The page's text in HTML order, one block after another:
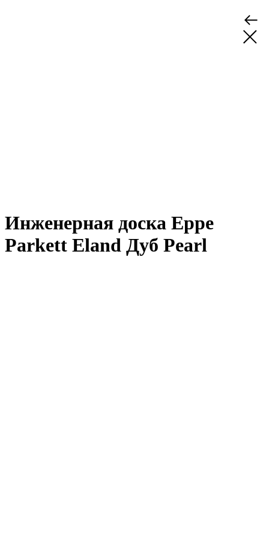
Инженерная доска Eppe
Parkett Eland Дуб Pearl